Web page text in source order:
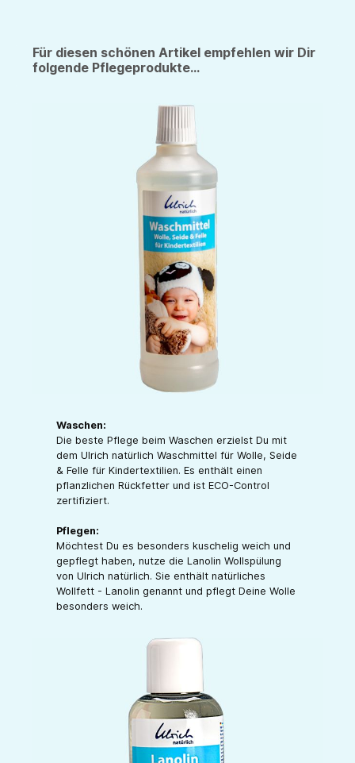
Für diesen schönen Artikel empfehlen wir Dir
folgende Pflegeprodukte...
Waschen:
Die beste Pflege beim Waschen erzielst Du mit
dem Ulrich natürlich Waschmittel für Wolle, Seide
& Felle für Kindertextilien. Es enthält einen
pflanzlichen Rückfetter und ist ECO-Control
zertifiziert.
Pflegen:
Möchtest Du es besonders kuschelig weich und
gepflegt haben, nutze die Lanolin Wollspülung
von Ulrich natürlich. Sie enthält natürliches
Wollfett - Lanolin genannt und pflegt Deine Wolle
besonders weich.